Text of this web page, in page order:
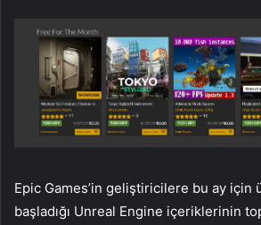
Epic Games’in geliştiricilere bu ay için
başladığı Unreal Engine içeriklerinin